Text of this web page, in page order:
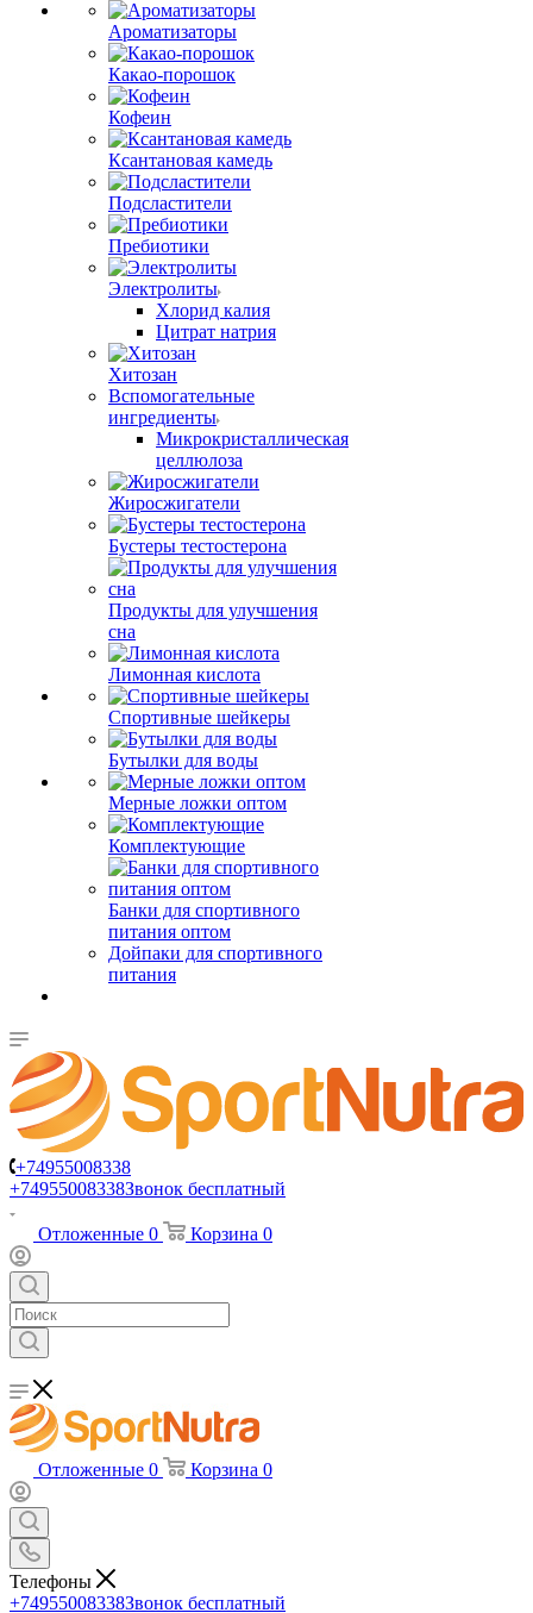
Ароматизаторы
Какао-порошок
Кофеин
Ксантановая камедь
Подсластители
Пребиотики
Электролиты
Хлорид калия
Цитрат натрия
Хитозан
Вспомогательные
ингредиенты
Микрокристаллическая
целлюлоза
Жиросжигатели
Бустеры тестостерона
Продукты для улучшения
сна
Лимонная кислота
Спортивные шейкеры
Бутылки для воды
Мерные ложки оптом
Комплектующие
Банки для спортивного
питания оптом
Дойпаки для спортивного
питания
+74955008338
+74955008338Звонок бесплатный
Отложенные 0 Корзина 0
Отложенные 0 Корзина 0
Телефоны
+74955008338Звонок бесплатный